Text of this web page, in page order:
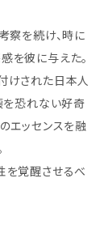
察を続け、時に
を彼に与えた。
けされた日本人
を恐れない好奇
エッセンスを融
を覚醒させるべ